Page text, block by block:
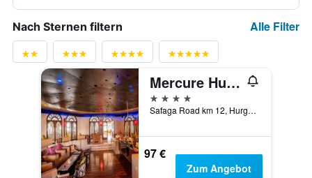
Nach Sternen filtern Alle Filter
Mercure Hurghada Hotel
4 Sterne
Safaga Road km 12, Hurghada, Ägypten
97 €
Zum Angebot